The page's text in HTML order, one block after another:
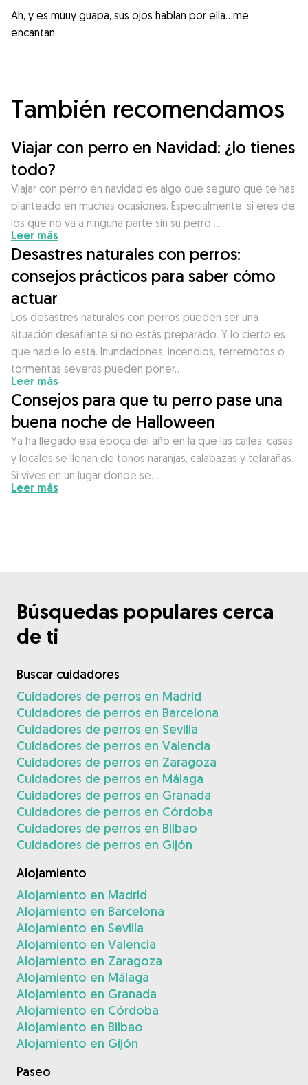
Ah, y es muuy guapa, sus ojos hablan por ella…me
encantan..
También recomendamos
Viajar con perro en Navidad: ¿lo tienes
todo?
Viajar con perro en navidad es algo que seguro que te has
planteado en muchas ocasiones. Especialmente, si eres de
los que no va a ninguna parte sin su perro….
Leer más
Desastres naturales con perros:
consejos prácticos para saber cómo
actuar
Los desastres naturales con perros pueden ser una
situación desafiante si no estás preparado. Y lo cierto es
que nadie lo está. Inundaciones, incendios, terremotos o
tormentas severas pueden poner…
Leer más
Consejos para que tu perro pase una
buena noche de Halloween
Ya ha llegado esa época del año en la que las calles, casas
y locales se llenan de tonos naranjas, calabazas y telarañas.
Si vives en un lugar donde se…
Leer más
Búsquedas populares cerca
de ti
Buscar cuidadores
Cuidadores de perros en Madrid
Cuidadores de perros en Barcelona
Cuidadores de perros en Sevilla
Cuidadores de perros en Valencia
Cuidadores de perros en Zaragoza
Cuidadores de perros en Málaga
Cuidadores de perros en Granada
Cuidadores de perros en Córdoba
Cuidadores de perros en Bilbao
Cuidadores de perros en Gijón
Alojamiento
Alojamiento en Madrid
Alojamiento en Barcelona
Alojamiento en Sevilla
Alojamiento en Valencia
Alojamiento en Zaragoza
Alojamiento en Málaga
Alojamiento en Granada
Alojamiento en Córdoba
Alojamiento en Bilbao
Alojamiento en Gijón
Paseo